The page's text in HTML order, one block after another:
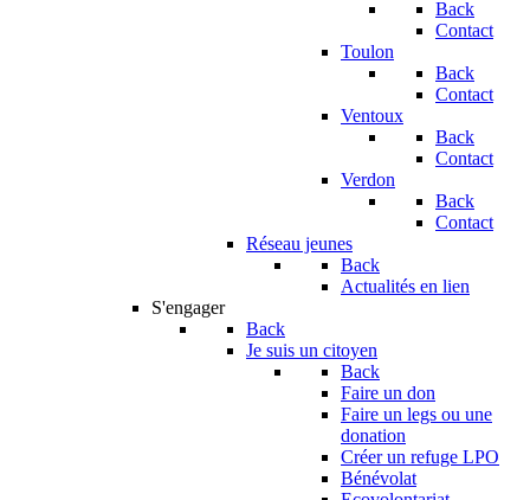
Back
Contact
Toulon
Back
Contact
Ventoux
Back
Contact
Verdon
Back
Contact
Réseau jeunes
Back
Actualités en lien
S'engager
Back
Je suis un citoyen
Back
Faire un don
Faire un legs ou une
donation
Créer un refuge LPO
Bénévolat